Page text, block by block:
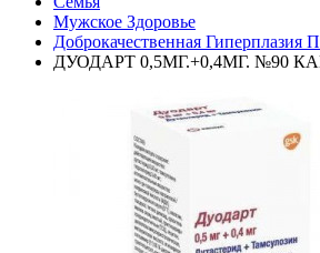
Мужское Здоровье
Доброкачественная Гиперплазия
ДУОДАРТ 0,5МГ.+0,4МГ. №90